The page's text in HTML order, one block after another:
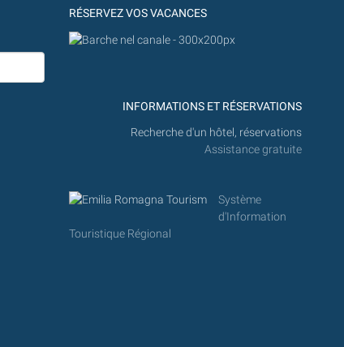
RÉSERVEZ VOS VACANCES
INFORMATIONS ET RÉSERVATIONS
Recherche d'un hôtel, réservations
Assistance gratuite
Système
d'Information
Touristique Régional